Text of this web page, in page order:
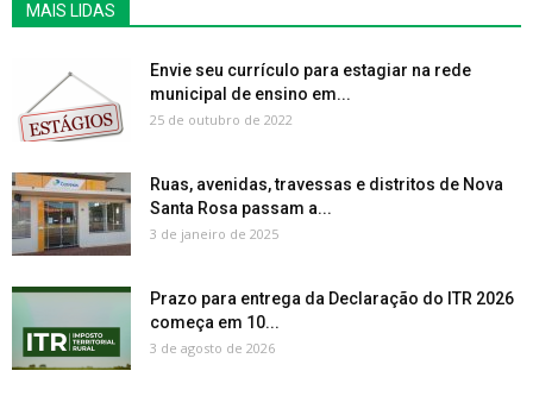
MAIS LIDAS
Envie seu currículo para estagiar na rede
municipal de ensino em...
25 de outubro de 2022
Ruas, avenidas, travessas e distritos de Nova
Santa Rosa passam a...
3 de janeiro de 2025
Prazo para entrega da Declaração do ITR 2026
começa em 10...
3 de agosto de 2026